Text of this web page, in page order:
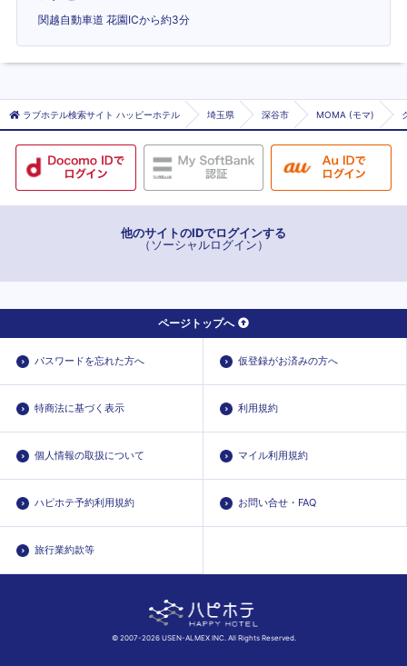
関越自動車道 花園ICから約3分
ラブホテル検索サイト ハッピーホテル 埼玉県 深谷市 MOMA (モマ)
他のサイトのIDでログインする
（ソーシャルログイン）
ページトップへ
パスワードを忘れた方へ 仮登録がお済みの方へ
特商法に基づく表示 利用規約
個人情報の取扱について マイル利用規約
ハピホテ予約利用規約 お問い合せ・FAQ
旅行業約款等
© 2007-2026 USEN-ALMEX INC. All Rights Reserved.